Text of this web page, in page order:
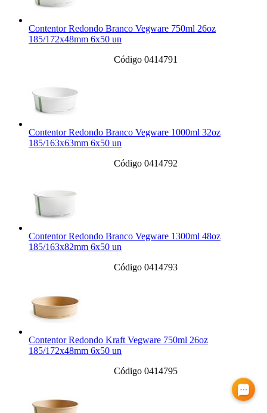
Contentor Redondo Branco Vegware 750ml 26oz
185/172x48mm 6x50 un
Código 0414791
Contentor Redondo Branco Vegware 1000ml 32oz
185/163x63mm 6x50 un
Código 0414792
Contentor Redondo Branco Vegware 1300ml 48oz
185/163x82mm 6x50 un
Código 0414793
Contentor Redondo Kraft Vegware 750ml 26oz
185/172x48mm 6x50 un
Código 0414795